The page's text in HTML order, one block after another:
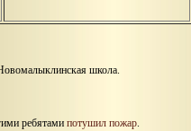
школа.
ребятами потушил пожар.